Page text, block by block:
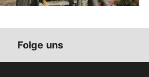
Folge uns